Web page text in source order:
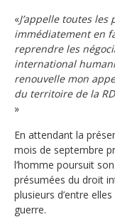
«J’appelle toutes les
immédiatement en
reprendre les
international
renouvelle mon
du territoire de la
»
En attendant la
mois de septembre
l’homme poursuit
présumées du droit
plusieurs d’entre
guerre.